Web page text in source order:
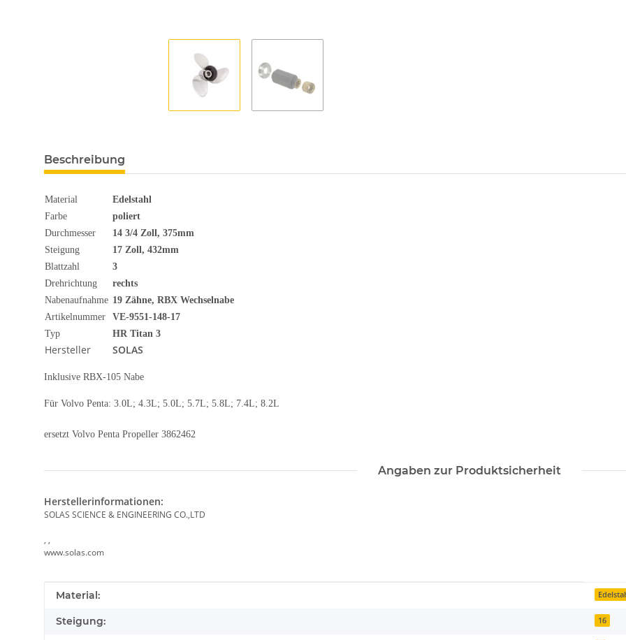
Beschreibung
Material
Edelstahl
Farbe
poliert
Durchmesser
14 3/4 Zoll, 375mm
Steigung
17 Zoll, 432mm
Blattzahl
3
Drehrichtung
rechts
Nabenaufnahme 19 Zähne, RBX Wechselnabe
Artikelnummer
VE-9551-148-17
Typ
HR Titan 3
Hersteller SOLAS
Inklusive RBX-105 Nabe
Für Volvo Penta: 3.0L; 4.3L; 5.0L; 5.7L; 5.8L; 7.4L; 8.2L
ersetzt Volvo Penta Propeller 3862462
Angaben zur Produktsicherheit
Herstellerinformationen:
SOLAS SCIENCE & ENGINEERING CO.,LTD
, ,
www.solas.com
Produkteigenschaft
Wert
Material:
Steigung: 16